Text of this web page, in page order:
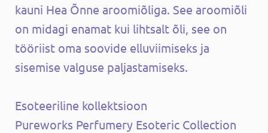
kauni Hea Õnne aroomiõliga. See aroomiõli
on midagi enamat kui lihtsalt õli, see on
tööriist oma soovide elluviimiseks ja
sisemise valguse paljastamiseks.
Esoteeriline kollektsioon
Pureworks Perfumery Esoteric Collection